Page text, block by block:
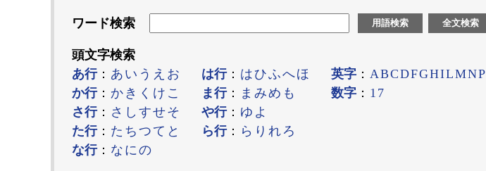
ワード検索 用語検索 全文検索
頭文字検索
あ行： あ い う え お
か行： か き く け こ
さ行： さ し すせそ
た行： た ち つ て と
な行： な にの
は行： は ひふへほ
ま行： ま みめ も
や行： ゆ よ
ら行： ら り れ ろ
英字 ： ABCDFGHILMNP
数字 ： 1 7